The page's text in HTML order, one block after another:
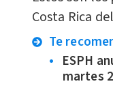
Costa Rica
Te
ESPH
martes